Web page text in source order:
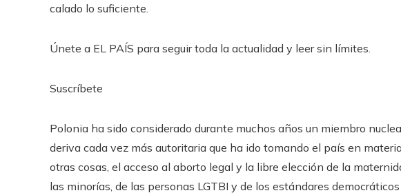
calado lo suficiente.
Únete a EL PAÍS para seguir toda la actualidad y leer sin límites.
Suscríbete
Polonia ha sido considerado durante muchos años un miembro
deriva cada vez más autoritaria que ha ido tomando el país en
otras cosas, el acceso al aborto legal y la libre elección de la
las minorías, de las personas LGTBI y de los estándares